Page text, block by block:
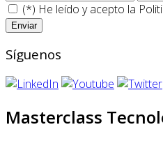
(*) He leído y acepto la
Síguenos
Masterclass